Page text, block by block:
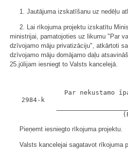
1. Jautājuma izskatīšanu uz nedēļu
2. Lai rīkojuma projektu izskatītu
ministrijai, pamatojoties uz likumu "Par
dzīvojamo māju privatizāciju", atkārtoti
dzīvojamo māju domājamo daļu
25.jūlijam iesniegt to Valsts kancelejā.
Par nekustamo
2984-k
Pieņemt iesniegto rīkojuma projektu.
Valsts kancelejai sagatavot rīkojuma